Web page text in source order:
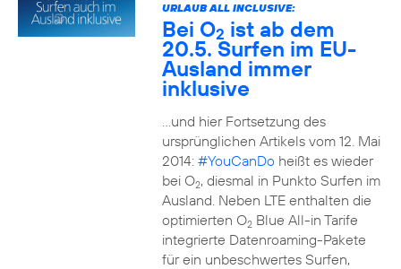
URLAUB ALL INCLUSIVE:
Bei O2 ist ab dem
20.5. Surfen im EU-
Ausland immer
inklusive
…und hier Fortsetzung des
ursprünglichen Artikels vom 12. Mai
2014: #YouCanDoheißt es wieder
bei O2, diesmal in Punkto Surfen im
Ausland. Neben LTE enthalten die
optimierten O2Blue All-in Tarife
integrierte Datenroaming-Pakete
für ein unbeschwertes Surfen,